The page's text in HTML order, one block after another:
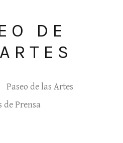
DE
Paseo de las Artes
de Prensa